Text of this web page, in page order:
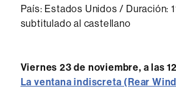
País: Estados Unidos / Duración:
subtitulado al castellano
Viernes 23 de noviembre, a las
La ventana indiscreta (Rear